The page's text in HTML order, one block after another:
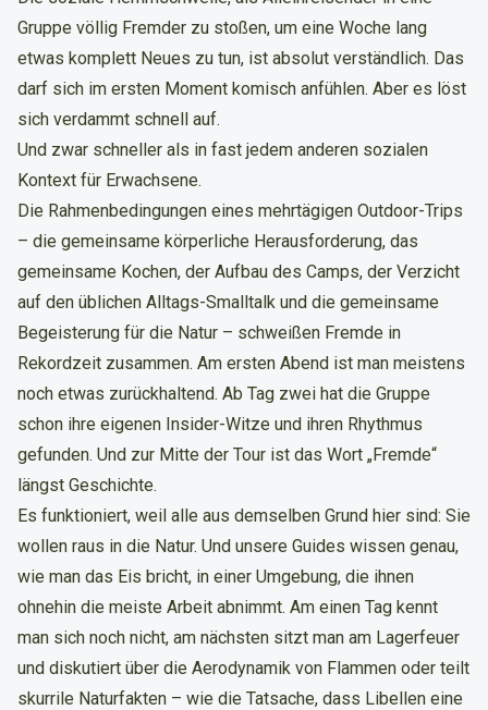
Gruppe völlig Fremder zu stoßen, um eine Woche lang
etwas komplett Neues zu tun, ist absolut verständlich. Das
darf sich im ersten Moment komisch anfühlen. Aber es löst
sich verdammt schnell auf.
Und zwar schneller als in fast jedem anderen sozialen
Kontext für Erwachsene.
Die Rahmenbedingungen eines mehrtägigen Outdoor-Trips
– die gemeinsame körperliche Herausforderung, das
gemeinsame Kochen, der Aufbau des Camps, der Verzicht
auf den üblichen Alltags-Smalltalk und die gemeinsame
Begeisterung für die Natur – schweißen Fremde in
Rekordzeit zusammen. Am ersten Abend ist man meistens
noch etwas zurückhaltend. Ab Tag zwei hat die Gruppe
schon ihre eigenen Insider-Witze und ihren Rhythmus
gefunden. Und zur Mitte der Tour ist das Wort „Fremde“
längst Geschichte.
Es funktioniert, weil alle aus demselben Grund hier sind: Sie
wollen raus in die Natur. Und unsere Guides wissen genau,
wie man das Eis bricht, in einer Umgebung, die ihnen
ohnehin die meiste Arbeit abnimmt. Am einen Tag kennt
man sich noch nicht, am nächsten sitzt man am Lagerfeuer
und diskutiert über die Aerodynamik von Flammen oder teilt
skurrile Naturfakten – wie die Tatsache, dass Libellen eine